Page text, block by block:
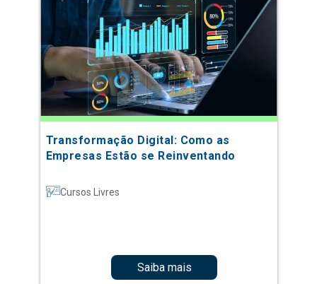
Transformação Digital: Como as
Empresas Estão se Reinventando
Cursos Livres
Saiba mais